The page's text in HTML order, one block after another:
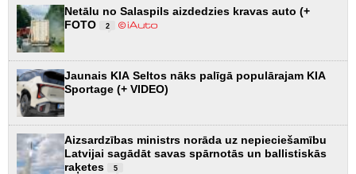
Netālu no Salaspils aizdedzies kravas auto (+
FOTO
2
Jaunais KIA Seltos nāks palīgā populārajam KIA
Sportage (+ VIDEO)
Aizsardzības ministrs norāda uz nepieciešamību
Latvijai sagādāt savas spārnotās un ballistiskās
raķetes
5